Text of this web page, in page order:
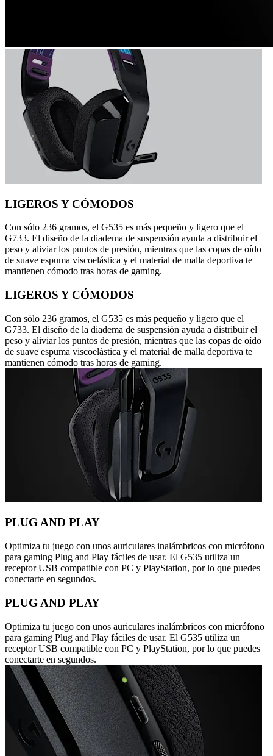
LIGEROS Y CÓMODOS
Con sólo 236 gramos, el G535 es más pequeño y ligero que el
G733. El diseño de la diadema de suspensión ayuda a distribuir el
peso y aliviar los puntos de presión, mientras que las copas de oído
de suave espuma viscoelástica y el material de malla deportiva te
mantienen cómodo tras horas de gaming.
LIGEROS Y CÓMODOS
Con sólo 236 gramos, el G535 es más pequeño y ligero que el
G733. El diseño de la diadema de suspensión ayuda a distribuir el
peso y aliviar los puntos de presión, mientras que las copas de oído
de suave espuma viscoelástica y el material de malla deportiva te
mantienen cómodo tras horas de gaming.
PLUG AND PLAY
Optimiza tu juego con unos auriculares inalámbricos con micrófono
para gaming Plug and Play fáciles de usar. El G535 utiliza un
receptor USB compatible con PC y PlayStation, por lo que puedes
conectarte en segundos.
PLUG AND PLAY
Optimiza tu juego con unos auriculares inalámbricos con micrófono
para gaming Plug and Play fáciles de usar. El G535 utiliza un
receptor USB compatible con PC y PlayStation, por lo que puedes
conectarte en segundos.